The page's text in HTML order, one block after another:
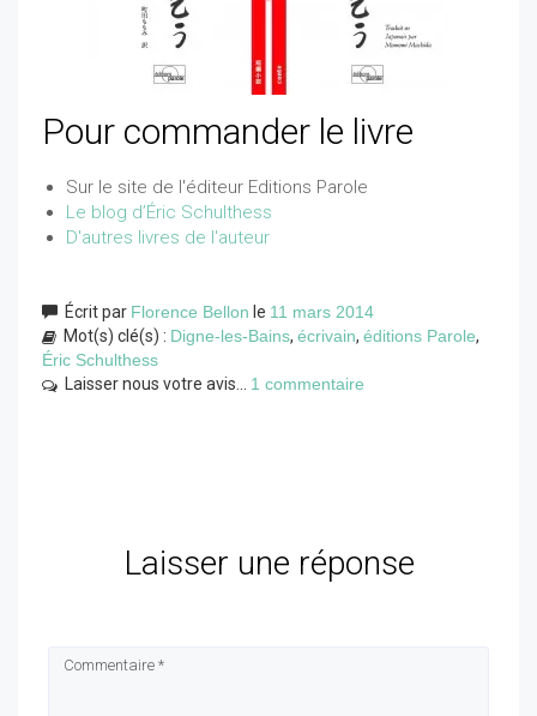
Pour commander le livre
Sur le site de l'éditeur Editions Parole
Le blog d’Éric Schulthess
D'autres livres de l'auteur
Écrit par Florence Bellon le 11 mars 2014
Mot(s) clé(s) : Digne-les-Bains, écrivain, éditions Parole,
Éric Schulthess
Laisser nous votre avis... 1 commentaire
Laisser une réponse